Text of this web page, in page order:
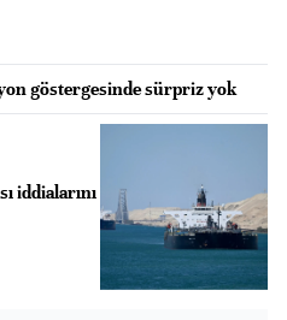
göstergesinde sürpriz yok
iddialarını